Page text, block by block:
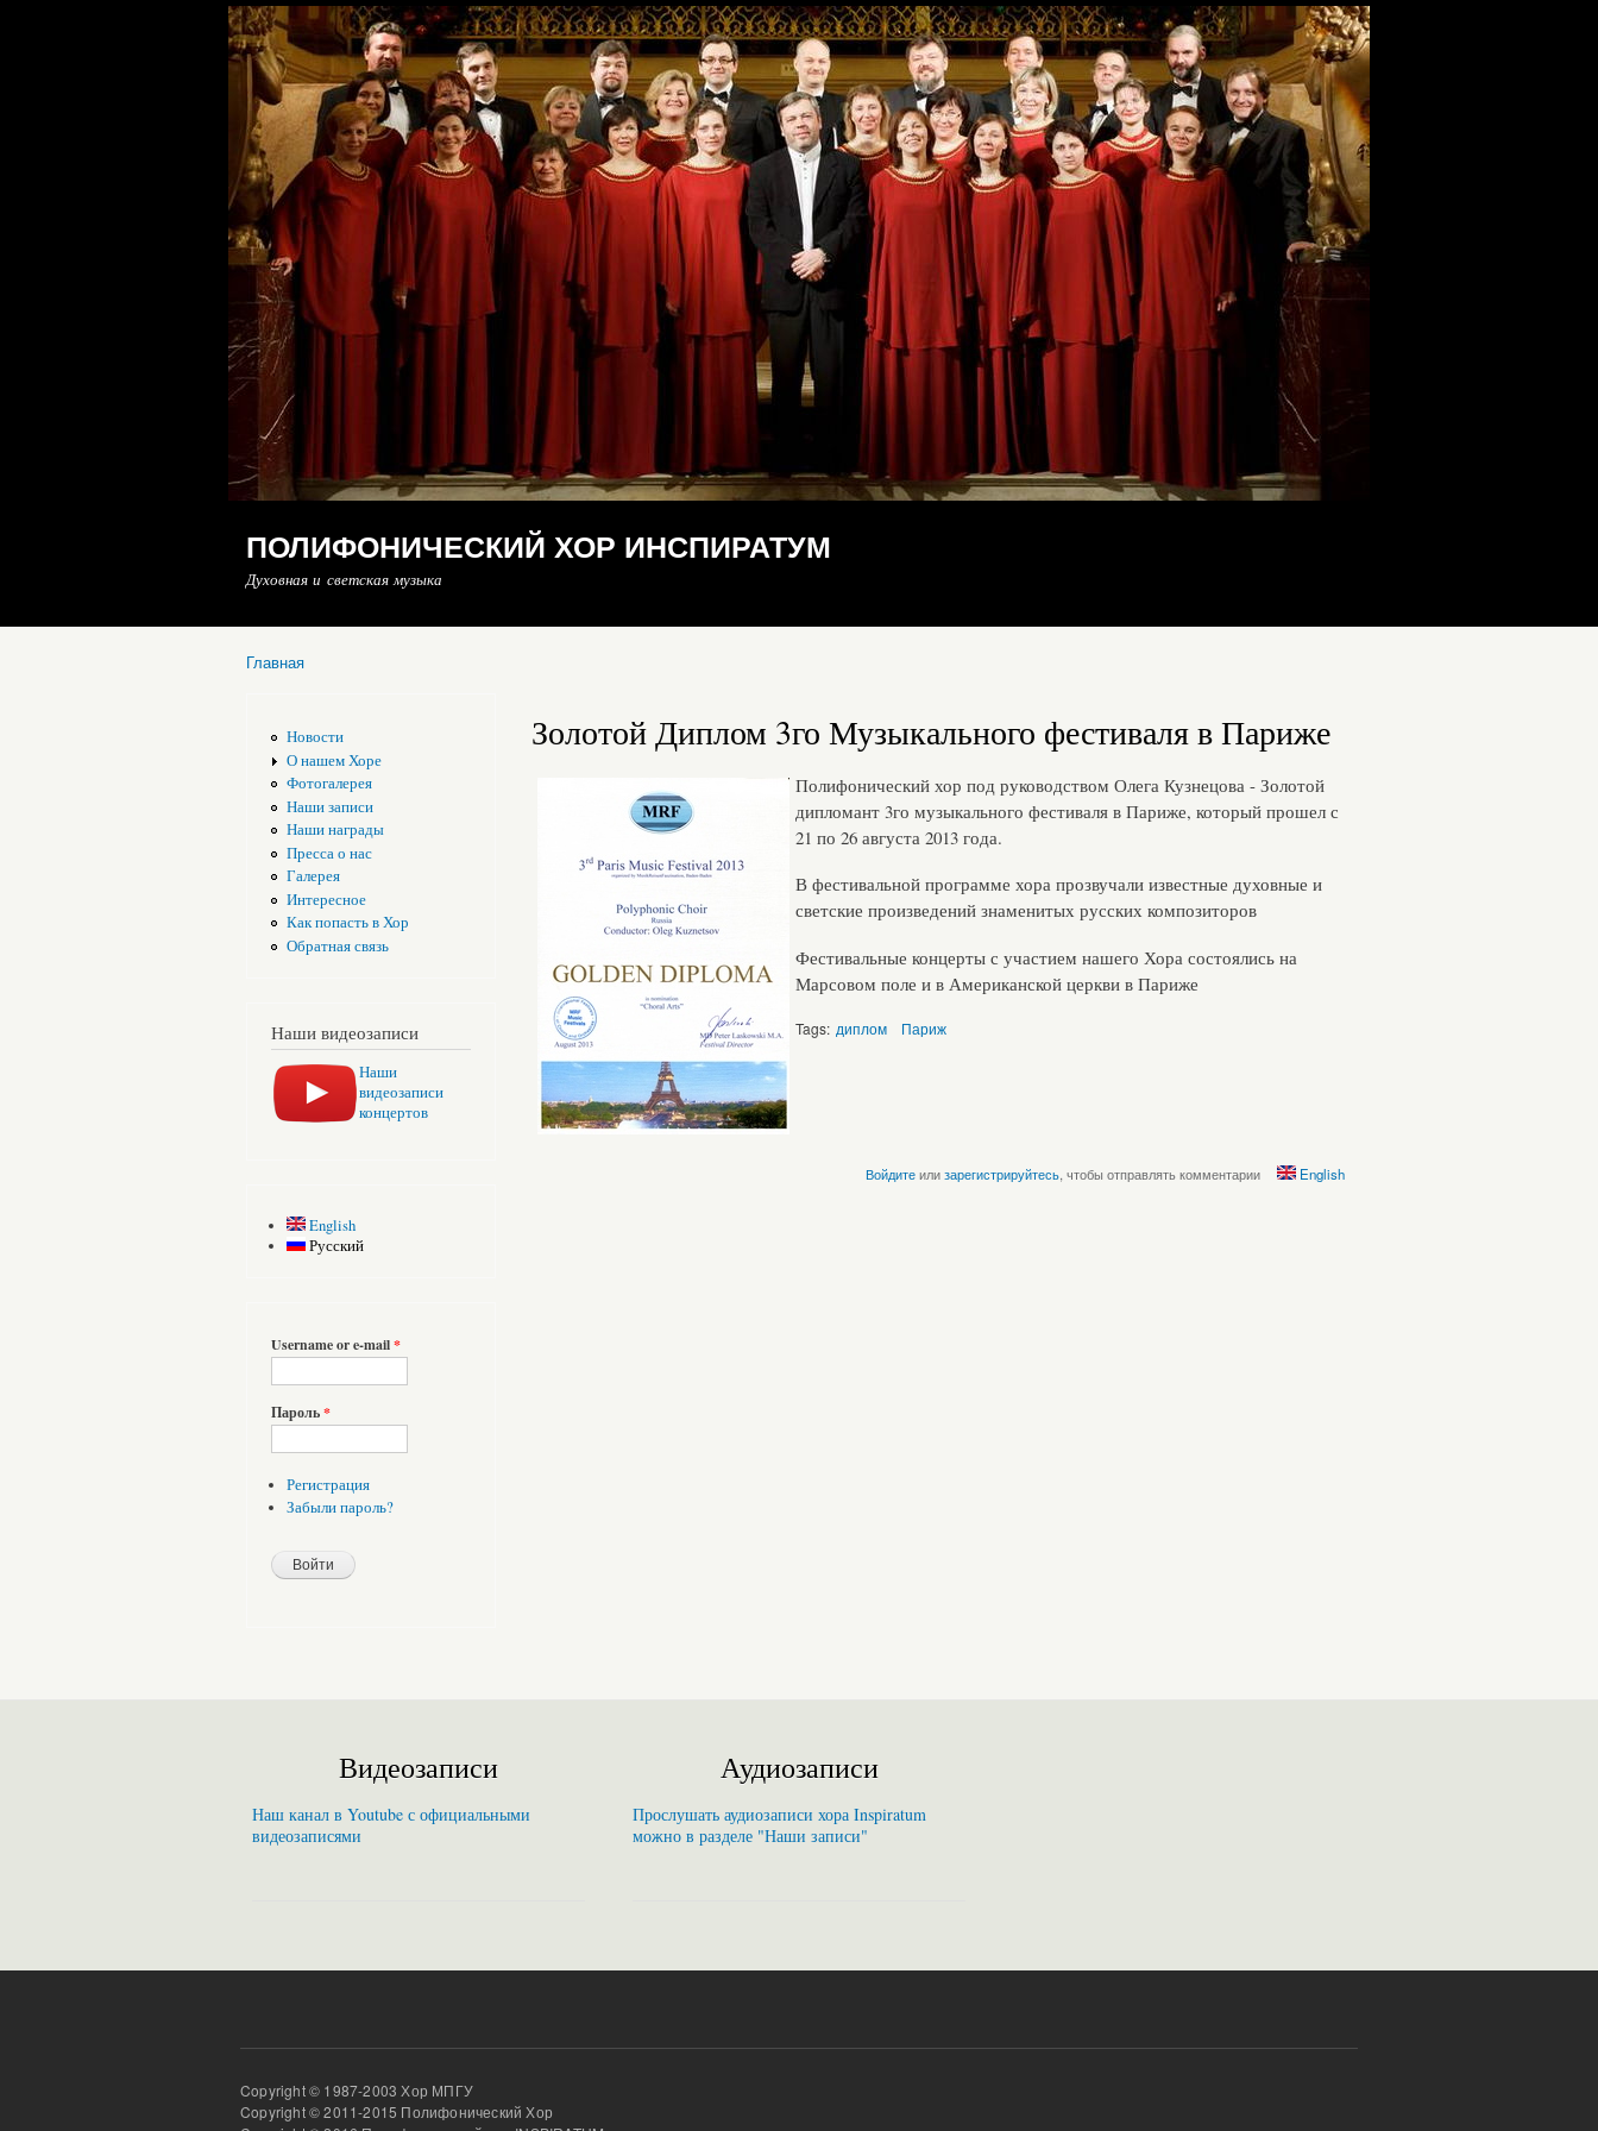
Перейти к
основному
содержанию
ПОЛИФОНИЧЕСКИЙ ХОР ИНСПИРАТУМ
Духовная и светская музыка
Главная
Новости
О нашем Хоре
Фотогалерея
Наши записи
Наши награды
Пресса о нас
Галерея
Интересное
Как попасть в Хор
Обратная связь
Наши видеозаписи
Наши
видеозаписи
концертов
English
Русский
Username or e-mail*
Пароль*
Регистрация
Забыли пароль?
Золотой Диплом 3го Музыкального фестиваля в Париже
Полифонический хор под руководством Олега Кузнецова - Золотой
дипломант 3го музыкального фестиваля в Париже, который прошел с
21 по 26 августа 2013 года.
В фестивальной программе хора прозвучали известные духовные и
светские произведений знаменитых русских композиторов
Фестивальные концерты с участием нашего Хора состоялись на
Марсовом поле и в Американской церкви в Париже
Tags: диплом Париж
Войдитеилизарегистрируйтесь, чтобы отправлять комментарии English
Видеозаписи
Наш канал в Youtube с официальными
видеозаписями
Аудиозаписи
Прослушать аудиозаписи хора Inspiratum
можно в разделе "Наши записи"
Copyright © 1987-2003 Хор МПГУ
Copyright © 2011-2015 Полифонический Хор